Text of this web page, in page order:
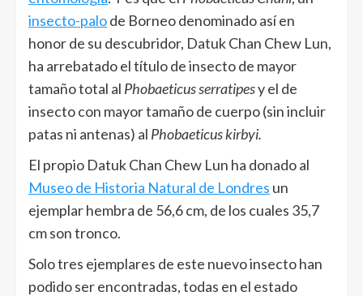
insecto-palode Borneo denominado así en
honor de su descubridor, Datuk Chan Chew Lun,
ha arrebatado el título de insecto de mayor
tamaño total al Phobaeticus serratipesy el de
insecto con mayor tamaño de cuerpo (sin incluir
patas ni antenas) al Phobaeticus kirbyi.
El propio Datuk Chan Chew Lun ha donado al
Museo de Historia Natural de Londres un
ejemplar hembra de 56,6 cm, de los cuales 35,7
cm son tronco.
Solo tres ejemplares de este nuevo insecto han
podido ser encontradas, todas en el estado